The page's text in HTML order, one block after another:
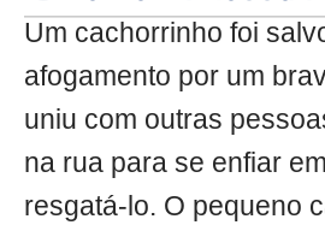
Um cachorrinho foi
afogamento por um
uniu com outras
na rua para se enfiar
resgatá-lo. O pequeno